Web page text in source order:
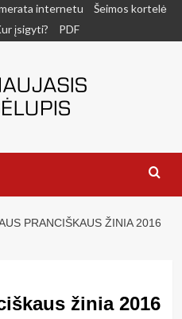
internetu
Šeimos kortelė
įsigyti? PDF
PRANCIŠKAUS ŽINIA 2016
žinia 2016